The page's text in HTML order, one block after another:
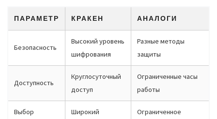
ПАРАМЕТР КРАКЕН АНАЛОГИ
Безопасность
Высокий уровень
шифрования
Разные методы
защиты
Доступность
Круглосуточный
доступ
Ограниченные часы
работы
Выбор
Широкий
Ограниченное